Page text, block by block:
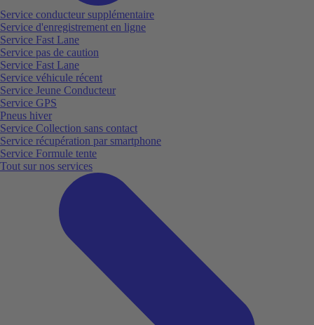
Service conducteur supplémentaire
Service d'enregistrement en ligne
Service Fast Lane
Service pas de caution
Service Fast Lane
Service véhicule récent
Service Jeune Conducteur
Service GPS
Pneus hiver
Service Collection sans contact
Service récupération par smartphone
Service Formule tente
Tout sur nos services